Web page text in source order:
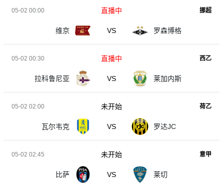
05-02 00:00 挪超
维京 VS 罗森博格
直播中
05-02 00:30 西乙
拉科鲁尼亚 VS 莱加内斯
直播中
05-02 02:00 荷乙
瓦尔韦克 VS 罗达JC
未开始
05-02 02:45 意甲
比萨 VS 莱切
未开始